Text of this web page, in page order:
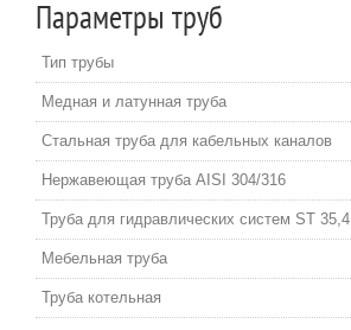
Параметры труб
Тип трубы
Медная и латунная труба
Стальная труба для кабельных каналов
Нержавеющая труба AISI 304/316
Труба для гидравлических систем ST 35,4
Мебельная труба
Труба котельная